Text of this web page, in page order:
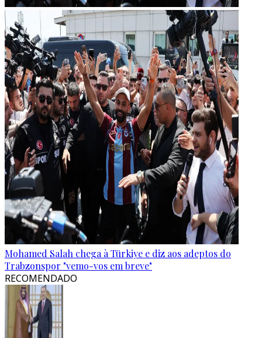
Mohamed Salah chega à Türkiye e diz aos adeptos do
Trabzonspor "vemo-vos em breve"
RECOMENDADO